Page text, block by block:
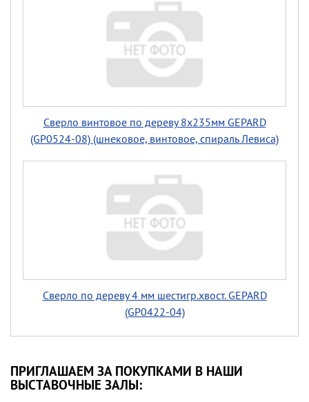
Сверло винтовое по дереву 8х235мм GEPARD
(GP0524-08) (шнековое, винтовое, спираль Левиса)
Сверло по дереву 4 мм шестигр.хвост. GEPARD
(GP0422-04)
ПРИГЛАШАЕМ ЗА ПОКУПКАМИ В НАШИ
ВЫСТАВОЧНЫЕ ЗАЛЫ: